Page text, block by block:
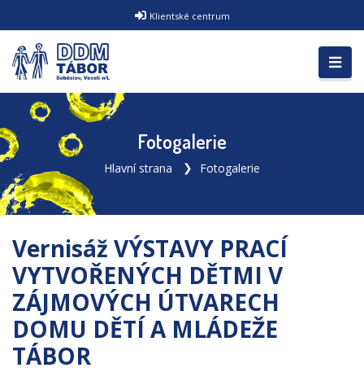
Klientské centrum
Fotogalerie
Hlavní strana Fotogalerie
Vernisáž VÝSTAVY PRACÍ
VYTVOŘENÝCH DĚTMI V
ZÁJMOVÝCH ÚTVARECH
DOMU DĚTÍ A MLÁDEŽE
TÁBOR